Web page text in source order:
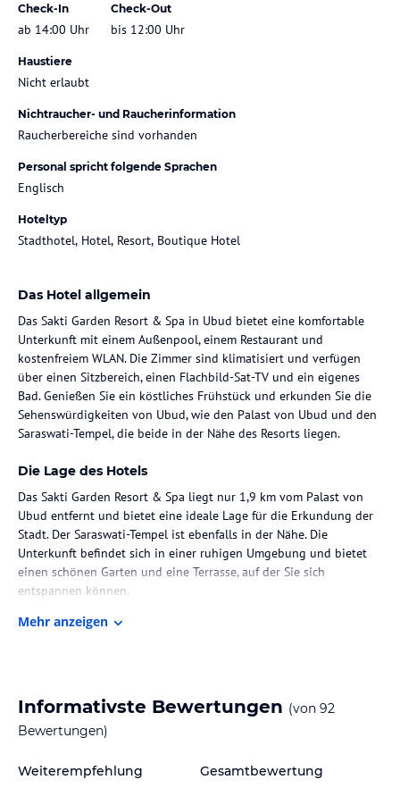
Check-In
ab 14:00 Uhr
Check-Out
bis 12:00 Uhr
Haustiere
Nicht erlaubt
Nichtraucher- und Raucherinformation
Raucherbereiche sind vorhanden
Personal spricht folgende Sprachen
Englisch
Hoteltyp
Stadthotel, Hotel, Resort, Boutique Hotel
Das Hotel allgemein
Das Sakti Garden Resort & Spa in Ubud bietet eine komfortable
Unterkunft mit einem Außenpool, einem Restaurant und
kostenfreiem WLAN. Die Zimmer sind klimatisiert und verfügen
über einen Sitzbereich, einen Flachbild-Sat-TV und ein eigenes
Bad. Genießen Sie ein köstliches Frühstück und erkunden Sie die
Sehenswürdigkeiten von Ubud, wie den Palast von Ubud und den
Saraswati-Tempel, die beide in der Nähe des Resorts liegen.
Die Lage des Hotels
Das Sakti Garden Resort & Spa liegt nur 1,9 km vom Palast von
Ubud entfernt und bietet eine ideale Lage für die Erkundung der
Stadt. Der Saraswati-Tempel ist ebenfalls in der Nähe. Die
Unterkunft befindet sich in einer ruhigen Umgebung und bietet
einen schönen Garten und eine Terrasse, auf der Sie sich
entspannen können.
Zimmer / Unterbringung im Hotel
Badezimmer ist mit einem Bidet, einem Haartrockner und
kostenlosen Pflegeprodukten ausgestattet. Bettwäsche und
Mehr anzeigen
Informativste Bewertungen (von 92
Bewertungen)
Weiterempfehlung Gesamtbewertung